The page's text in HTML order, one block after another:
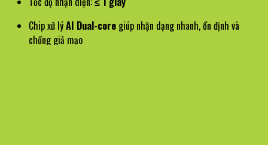
Chip xử lýAI Dual-core giúp nhận dạng nhanh, ổn định và
chống giả mạo